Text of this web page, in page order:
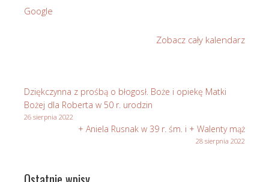
i
Dary
Ducha
św.
Google
Zobacz cały kalendarz
Dziękczynna z prośbą o błogosł. Boże i opiekę Matki
Bożej dla Roberta w 50 r. urodzin
26 sierpnia 2022
+ Aniela Rusnak w 39 r. śm. i + Walenty mąż
28 sierpnia 2022